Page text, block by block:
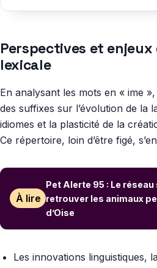
Perspectives et
lexicale
En analysant les mots en « ime
des suffixes sur l’évolution de la
idiomes et la plasticité de la
Ce répertoire, loin d’être figé,
À lire
Pet Alerte 95 : Le
retrouver les animaux
d’Oise
Les innovations linguistiques,